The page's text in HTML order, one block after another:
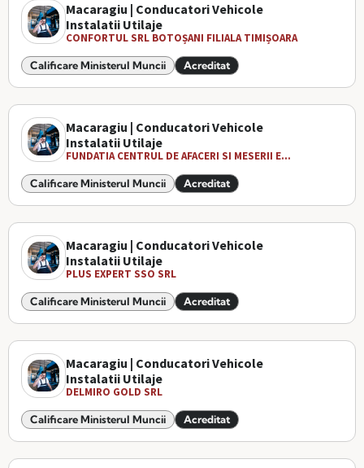
Macaragiu | Conducatori Vehicole
Instalatii Utilaje
CONFORTUL SRL BOTOȘANI FILIALA TIMIȘOARA
Calificare Ministerul Muncii Acreditat
Macaragiu | Conducatori Vehicole
Instalatii Utilaje
FUNDATIA CENTRUL DE AFACERI SI MESERII E...
Calificare Ministerul Muncii Acreditat
Macaragiu | Conducatori Vehicole
Instalatii Utilaje
PLUS EXPERT SSO SRL
Calificare Ministerul Muncii Acreditat
Macaragiu | Conducatori Vehicole
Instalatii Utilaje
DELMIRO GOLD SRL
Calificare Ministerul Muncii Acreditat